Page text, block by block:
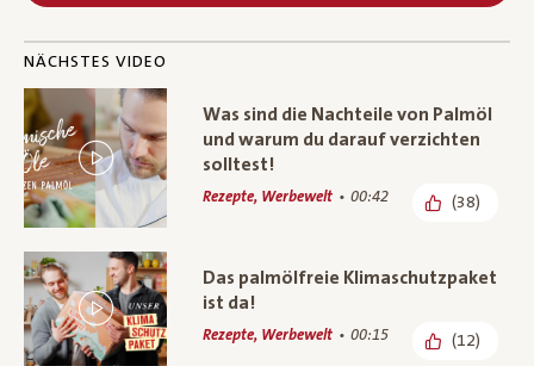
NÄCHSTES VIDEO
Was sind die Nachteile von Palmöl
und warum du darauf verzichten
solltest!
Rezepte, Werbewelt 00:42 (38)
Das palmölfreie Klimaschutzpaket
ist da!
Rezepte, Werbewelt 00:15 (12)